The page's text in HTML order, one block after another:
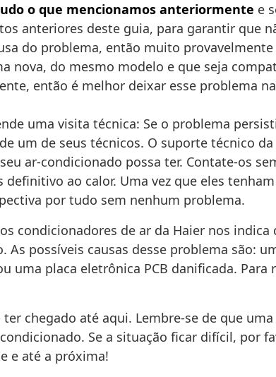
o que mencionamos anteriormente e
anteriores deste guia, para garantir que
do problema, então muito
nova, do mesmo modelo e que seja
então é melhor deixar esse problema
uma visita técnica: Se o problema
um de seus técnicos. O suporte técnico
ar-condicionado possa ter. Contate-os
ao calor. Uma vez que eles
por tudo sem nenhum problema.
condicionadores de ar da Haier nos indica
As possíveis causas desse problema são:
uma placa eletrônica PCB danificada.
chegado até aqui. Lembre-se de que uma
Se a situação ficar difícil, por
e até a próxima!